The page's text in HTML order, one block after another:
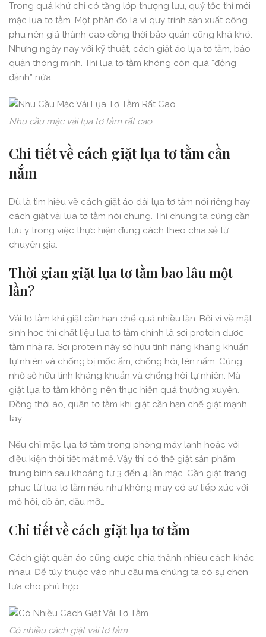
Trong quá khứ chỉ có tầng lớp thượng lưu, quý tộc thì mới
mặc lụa tơ tằm. Một phần đó là vì quy trình sản xuất công
phu nên giá thành cao đồng thời bảo quản cũng khá khó.
Nhưng ngày nay với kỹ thuật, cách giặt áo lụa tơ tằm, bảo
quản thông minh. Thì lụa tơ tằm không còn quá “đỏng
đảnh” nữa.
Nhu cầu mặc vải lụa tơ tằm rất cao
Chi tiết về cách giặt lụa tơ tằm cần
nắm
Dù là tìm hiểu về cách giặt áo dài lụa tơ tằm nói riêng hay
cách giặt vải lụa tơ tằm nói chung. Thì chúng ta cũng cần
lưu ý trong việc thực hiện đúng cách theo chia sẻ từ
chuyên gia.
Thời gian giặt lụa tơ tằm bao lâu một
lần?
Vải tơ tằm khi giặt cần hạn chế quá nhiều lần. Bởi vì về mặt
sinh học thì chất liệu lụa tơ tằm chính là sợi protein được
tằm nhả ra. Sợi protein này sở hữu tính năng kháng khuẩn
tự nhiên và chống bị mốc ẩm, chống hôi, lên nấm. Cũng
nhờ sở hữu tính kháng khuẩn và chống hôi tự nhiên. Mà
giặt lụa tơ tằm không nên thực hiện quá thường xuyên.
Đồng thời áo, quần tơ tằm khi giặt cần hạn chế giặt mạnh
tay.
Nếu chỉ mặc lụa tơ tằm trong phòng máy lạnh hoặc với
điều kiện thời tiết mát mẻ. Vậy thì có thể giặt sản phẩm
trung bình sau khoảng từ 3 đến 4 lần mặc. Cần giặt trang
phục từ lụa tơ tằm nếu như không may có sự tiếp xúc với
mồ hôi, đồ ăn, dầu mỡ…
Chi tiết về cách giặt lụa tơ tằm
Cách giặt quần áo cũng được chia thành nhiều cách khác
nhau. Để tùy thuộc vào nhu cầu mà chúng ta có sự chọn
lựa cho phù hợp.
Có nhiều cách giặt vải tơ tằm